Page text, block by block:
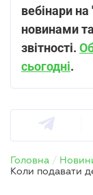
вебінари
новинами
звітності.
сьогодні.
Головна /